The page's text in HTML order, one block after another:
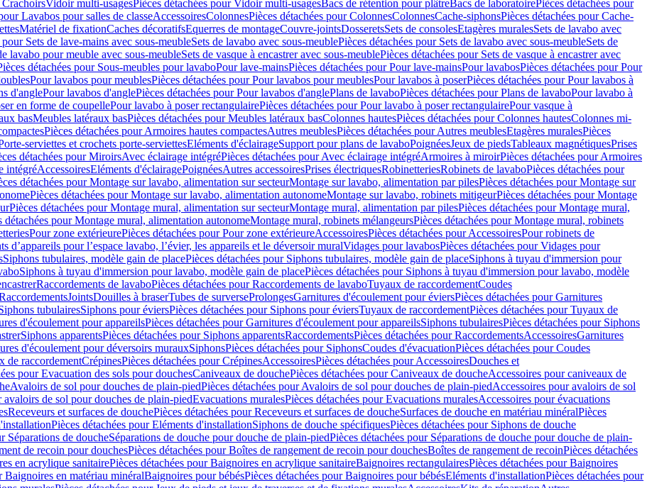
CrachoirsVidoir multi-usagesPièces détachées pour Vidoir multi-usagesBacs de rétention pour plâtreBacs de laboratoirePièces détachées pour
Lavabos pour salles de classeAccessoiresColonnesPièces détachées pour ColonnesColonnesCache-siphonsPièces détachées pour Cache-
Matériel de fixationCaches décoratifsEquerres de montageCouvre-jointsDosseretsSets de consolesEtagères muralesSets de lavabo avec
pour Sets de lave-mains avec sous-meubleSets de lavabo avec sous-meublePièces détachées pour Sets de lavabo avec sous-meubleSets de
lavabo pour meuble avec sous-meubleSets de vasque à encastrer avec sous-meublePièces détachées pour Sets de vasque à encastrer avec
détachées pour Sous-meubles pour lavaboPour lave-mainsPièces détachées pour Pour lave-mainsPour lavabosPièces détachées pour Pour
Pour lavabos pour meublesPièces détachées pour Pour lavabos pour meublesPour lavabos à poserPièces détachées pour Pour lavabos à
d'anglePour lavabos d'anglePièces détachées pour Pour lavabos d'anglePlans de lavaboPièces détachées pour Plans de lavaboPour lavabo à
en forme de coupellePour lavabo à poser rectangulairePièces détachées pour Pour lavabo à poser rectangulairePour vasque à
basMeubles latéraux basPièces détachées pour Meubles latéraux basColonnes hautesPièces détachées pour Colonnes hautesColonnes mi-
Pièces détachées pour Armoires hautes compactesAutres meublesPièces détachées pour Autres meublesEtagères muralesPièces
serviettes et crochets porte-serviettesEléments d'éclairageSupport pour plans de lavaboPoignéesJeux de piedsTableaux magnétiquesPrises
détachées pour MiroirsAvec éclairage intégréPièces détachées pour Avec éclairage intégréArmoires à miroirPièces détachées pour Armoires
intégréAccessoiresEléments d'éclairagePoignéesAutres accessoiresPrises électriquesRobinetteriesRobinets de lavaboPièces détachées pour
détachées pour Montage sur lavabo, alimentation sur secteurMontage sur lavabo, alimentation par pilesPièces détachées pour Montage sur
Pièces détachées pour Montage sur lavabo, alimentation autonomeMontage sur lavabo, robinets mitigeurPièces détachées pour Montage
Pièces détachées pour Montage mural, alimentation sur secteurMontage mural, alimentation par pilesPièces détachées pour Montage mural,
détachées pour Montage mural, alimentation autonomeMontage mural, robinets mélangeursPièces détachées pour Montage mural, robinets
Pour zone extérieurePièces détachées pour Pour zone extérieureAccessoiresPièces détachées pour AccessoiresPour robinets de
d’appareils pour l’espace lavabo, l’évier, les appareils et le déversoir muralVidages pour lavabosPièces détachées pour Vidages pour
Siphons tubulaires, modèle gain de placePièces détachées pour Siphons tubulaires, modèle gain de placeSiphons à tuyau d'immersion pour
Siphons à tuyau d'immersion pour lavabo, modèle gain de placePièces détachées pour Siphons à tuyau d'immersion pour lavabo, modèle
Raccordements de lavaboPièces détachées pour Raccordements de lavaboTuyaux de raccordementCoudes
JointsDouilles à braserTubes de surverseProlongesGarnitures d'écoulement pour éviersPièces détachées pour Garnitures
tubulairesSiphons pour éviersPièces détachées pour Siphons pour éviersTuyaux de raccordementPièces détachées pour Tuyaux de
d'écoulement pour appareilsPièces détachées pour Garnitures d'écoulement pour appareilsSiphons tubulairesPièces détachées pour Siphons
Siphons apparentsPièces détachées pour Siphons apparentsRaccordementsPièces détachées pour RaccordementsAccessoiresGarnitures
d'écoulement pour déversoirs murauxSiphonsPièces détachées pour SiphonsCoudes d'évacuationPièces détachées pour Coudes
de raccordementCrépinesPièces détachées pour CrépinesAccessoiresPièces détachées pour AccessoiresDouches et
pour Evacuation des sols pour douchesCaniveaux de douchePièces détachées pour Caniveaux de doucheAccessoires pour caniveaux de
Avaloirs de sol pour douches de plain-piedPièces détachées pour Avaloirs de sol pour douches de plain-piedAccessoires pour avaloirs de sol
avaloirs de sol pour douches de plain-piedEvacuations muralesPièces détachées pour Evacuations muralesAccessoires pour évacuations
Receveurs et surfaces de douchePièces détachées pour Receveurs et surfaces de doucheSurfaces de douche en matériau minéralPièces
Pièces détachées pour Eléments d'installationSiphons de douche spécifiquesPièces détachées pour Siphons de douche
Séparations de doucheSéparations de douche pour douche de plain-piedPièces détachées pour Séparations de douche pour douche de plain-
de recoin pour douchesPièces détachées pour Boîtes de rangement de recoin pour douchesBoîtes de rangement de recoinPièces détachées
en acrylique sanitairePièces détachées pour Baignoires en acrylique sanitaireBaignoires rectangulairesPièces détachées pour Baignoires
Baignoires en matériau minéralBaignoires pour bébésPièces détachées pour Baignoires pour bébésEléments d'installationPièces détachées pour